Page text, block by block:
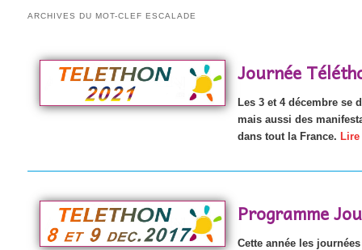
ARCHIVES DU MOT-CLEFESCALADE
Journée
Les 3 et 4 décembre se
mais aussi des
dans tout la France.
Programme
Cette année les